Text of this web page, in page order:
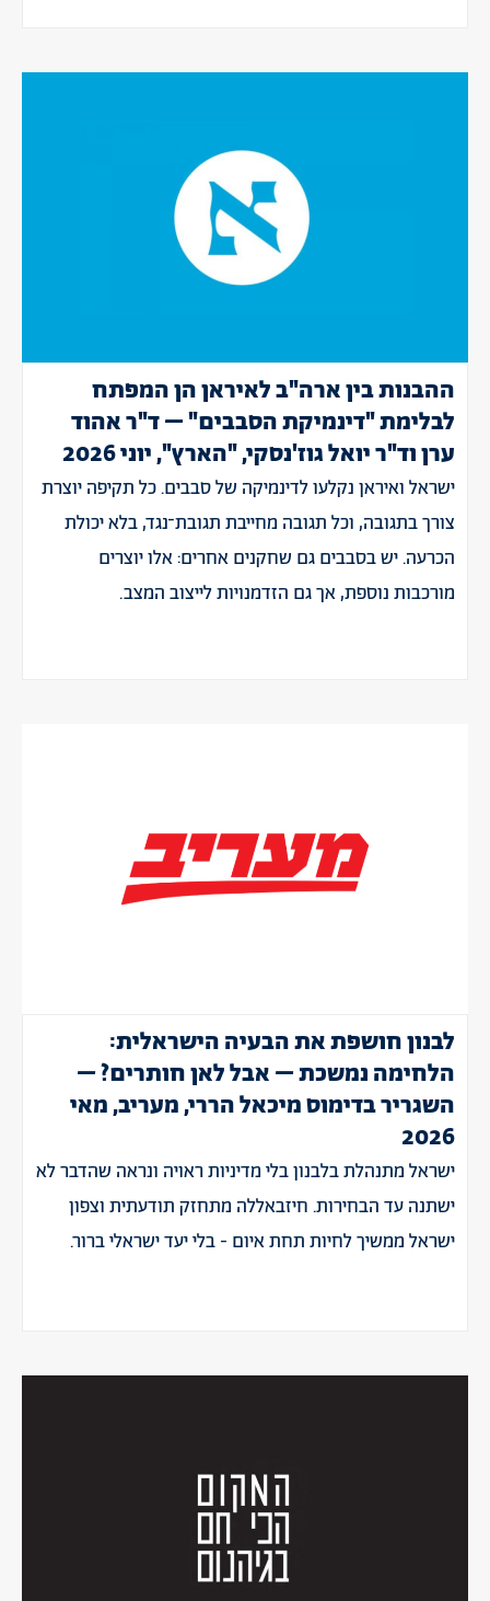
ההבנות בין ארה"ב לאיראן הן המפתח
לבלימת "דינמיקת הסבבים" – ד"ר אהוד
ערן וד"ר יואל גוז'נסקי, "הארץ", יוני 2026
ישראל ואיראן נקלעו לדינמיקה של סבבים. כל תקיפה יוצרת
צורך בתגובה, וכל תגובה מחייבת תגובת־נגד, בלא יכולת
הכרעה. יש בסבבים גם שחקנים אחרים: אלו יוצרים
מורכבות נוספת, אך גם הזדמנויות לייצוב המצב.
לבנון חושפת את הבעיה הישראלית:
הלחימה נמשכת – אבל לאן חותרים? –
השגריר בדימוס מיכאל הררי, מעריב, מאי
2026
ישראל מתנהלת בלבנון בלי מדיניות ראויה ונראה שהדבר לא
ישתנה עד הבחירות. חיזבאללה מתחזק תודעתית וצפון
ישראל ממשיך לחיות תחת איום - בלי יעד ישראלי ברור.